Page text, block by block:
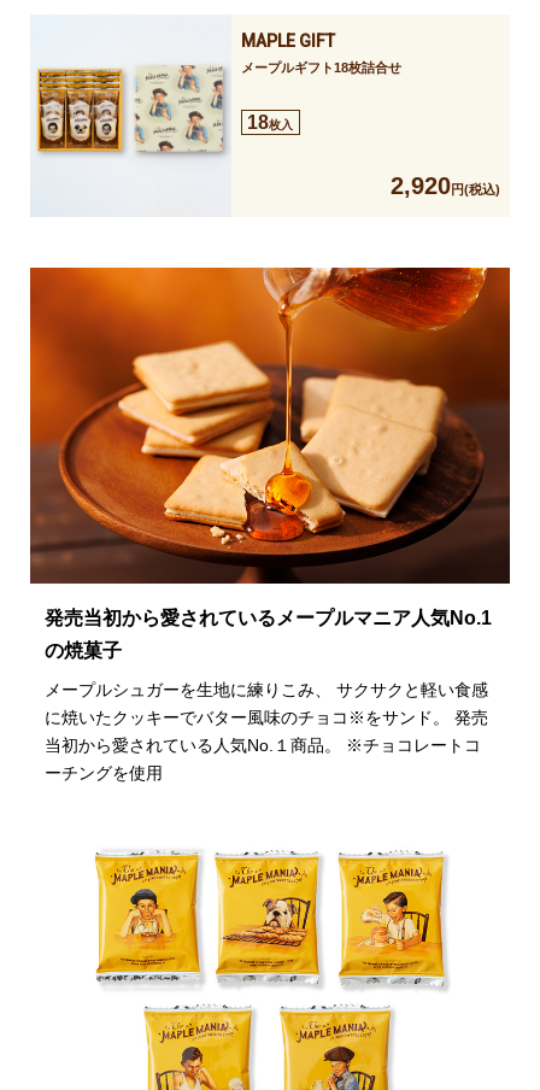
MAPLE GIFT
メープルギフト18枚詰合せ
18枚入
2,920円
発売当初から愛されているメープルマニア人気No.1
の焼菓子
メープルシュガーを生地に練りこみ、 サクサクと軽い食感
に焼いたクッキーでバター風味のチョコ※をサンド。 発売
当初から愛されている人気No.１商品。 ※チョコレートコ
ーチングを使用